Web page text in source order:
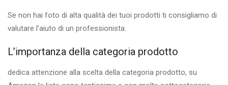
Se non hai foto di alta qualità dei tuoi prodotti ti consigliamo di
valutare l’aiuto di un professionista.
L’importanza della categoria prodotto
dedica attenzione alla scelta della categoria prodotto, su